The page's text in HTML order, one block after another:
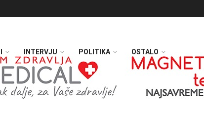
INTERVJU POLITIKA OSTALO